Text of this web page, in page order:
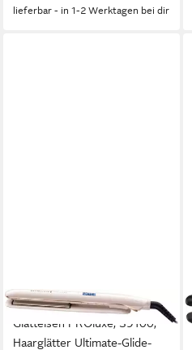
lieferbar - in 1-2 Werktagen bei dir
REMINGTON
Glätteisen PROluxe, S9100,
Haarglätter Ultimate-Glide-